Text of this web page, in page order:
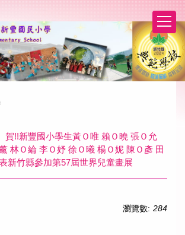
賀!!新豐國小學生黃Ｏ唯 賴Ｏ曉 張Ｏ允
林Ｏ綸 李Ｏ妤 徐Ｏ曦 楊Ｏ妮 陳Ｏ彥 田
新竹縣參加第57屆世界兒童畫展
瀏覽數: 284